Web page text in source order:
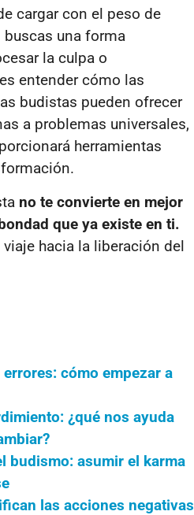
cargar con el peso de
buscas una forma
la culpa o
entender cómo las
budistas pueden ofrecer
a problemas universales,
herramientas
no te convierte en mejor
que ya existe en ti.
hacia la liberación del
cómo empezar a
¿qué nos ayuda
budismo: asumir el karma
las acciones negativas